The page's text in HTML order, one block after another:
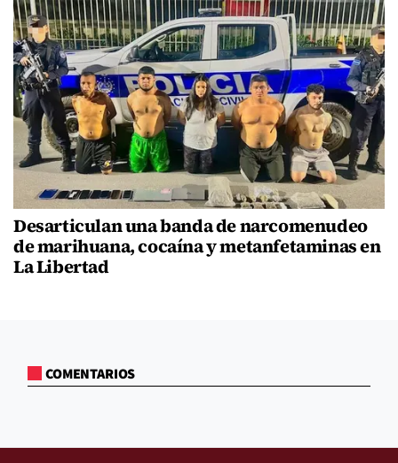
Desarticulan una banda de narcomenudeo
de marihuana, cocaína y metanfetaminas en
La Libertad
COMENTARIOS